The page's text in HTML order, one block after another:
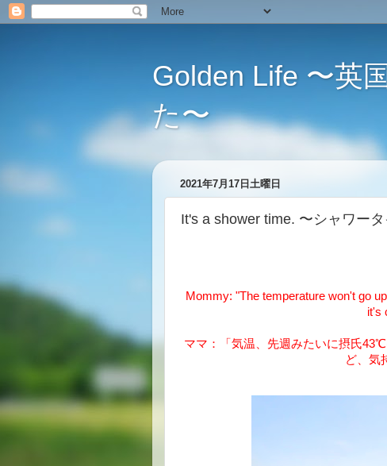
Golden Life 〜英
た〜
2021年7月17日土曜日
It's a shower time. 〜シャワー
Mommy: "The temperature won't go
it's
ママ：「気温、先週みたいに摂氏
ど、気